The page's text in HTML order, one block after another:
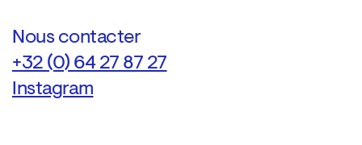
Nous contacter
+32 (0) 64 27 87 27
Instagram